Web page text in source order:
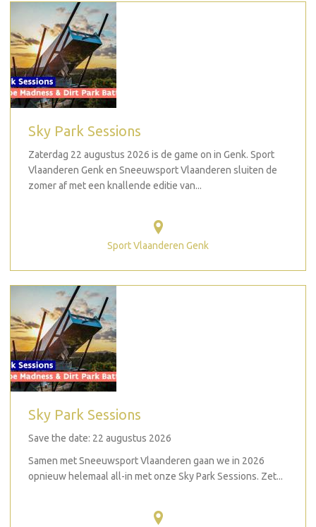
Sky Park Sessions
Zaterdag 22 augustus 2026 is de game on in Genk. Sport
Vlaanderen Genk en Sneeuwsport Vlaanderen sluiten de
zomer af met een knallende editie van...
Sport Vlaanderen Genk
Sky Park Sessions
Save the date: 22 augustus 2026
Samen met Sneeuwsport Vlaanderen gaan we in 2026
opnieuw helemaal all-in met onze Sky Park Sessions. Zet...